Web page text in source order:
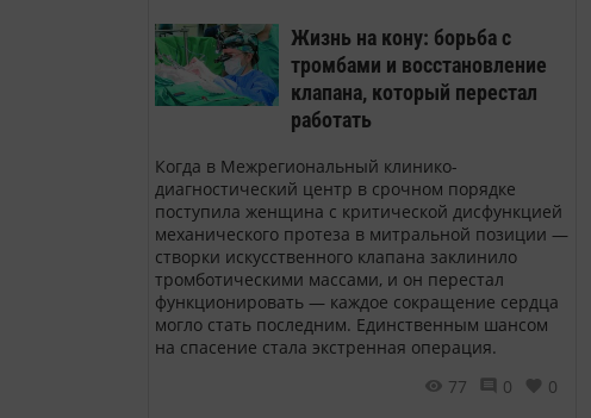
Жизнь на кону: борьба с
тромбами и восстановление
клапана, который перестал
работать
Когда в Межрегиональный клинико-
диагностический центр в срочном порядке
поступила женщина с критической дисфункцией
механического протеза в митральной позиции —
створки искусственного клапана заклинило
тромботическими массами, и он перестал
функционировать — каждое сокращение сердца
могло стать последним. Единственным шансом
на спасение стала экстренная операция.
77
0 0